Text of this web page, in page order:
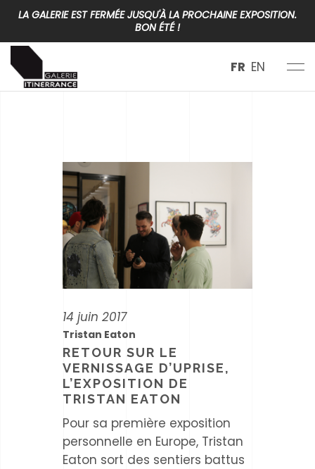
LA GALERIE EST FERMÉE JUSQU'À LA PROCHAINE EXPOSITION.
BON ÉTÉ !
FR EN
14 juin 2017
Tristan Eaton
RETOUR SUR LE
VERNISSAGE D’UPRISE,
L’EXPOSITION DE
TRISTAN EATON
Pour sa première exposition
personnelle en Europe, Tristan
Eaton sort des sentiers battus